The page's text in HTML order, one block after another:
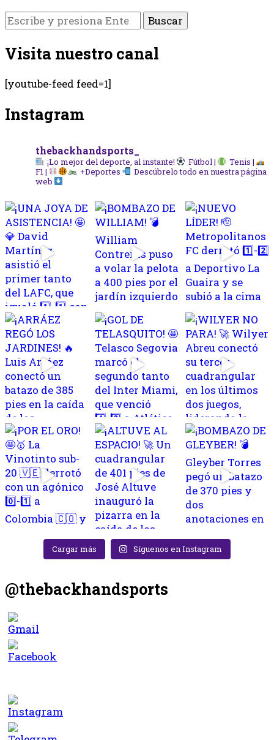
¿Buscas
algo?
Visita nuestro canal
[youtube-feed feed=1]
Instagram
thebackhandsports_
¡Lo mejor del deporte, al instante! Fútbol |
Tenis |
F1 |
+Deportes
Descúbrelo todo en nuestra página
web
Cargar más Síguenos en Instagram
@thebackhandsports